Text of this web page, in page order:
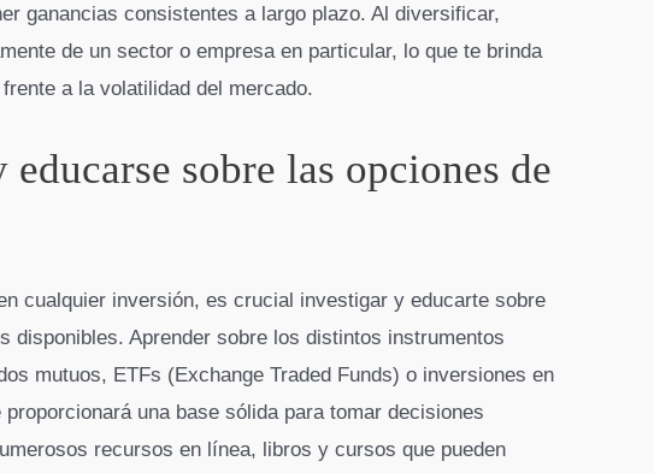
ganancias consistentes a largo plazo. Al diversificar,
de un sector o empresa en particular, lo que te brinda
a la volatilidad del mercado.
sobre las opciones de
cualquier inversión, es crucial investigar y educarte sobre
disponibles. Aprender sobre los distintos instrumentos
mutuos, ETFs (Exchange Traded Funds) o inversiones en
una base sólida para tomar decisiones
recursos en línea, libros y cursos que pueden